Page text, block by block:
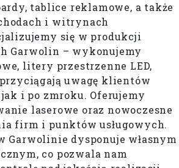
tablice reklamowe, a także
i witrynach
się w produkcji
Garwolin – wykonujemy
litery przestrzenne LED,
uwagę klientów
i po zmroku. Oferujemy
laserowe oraz nowoczesne
firm i punktów usługowych.
Garwolinie dysponuje własnym
co pozwala nam